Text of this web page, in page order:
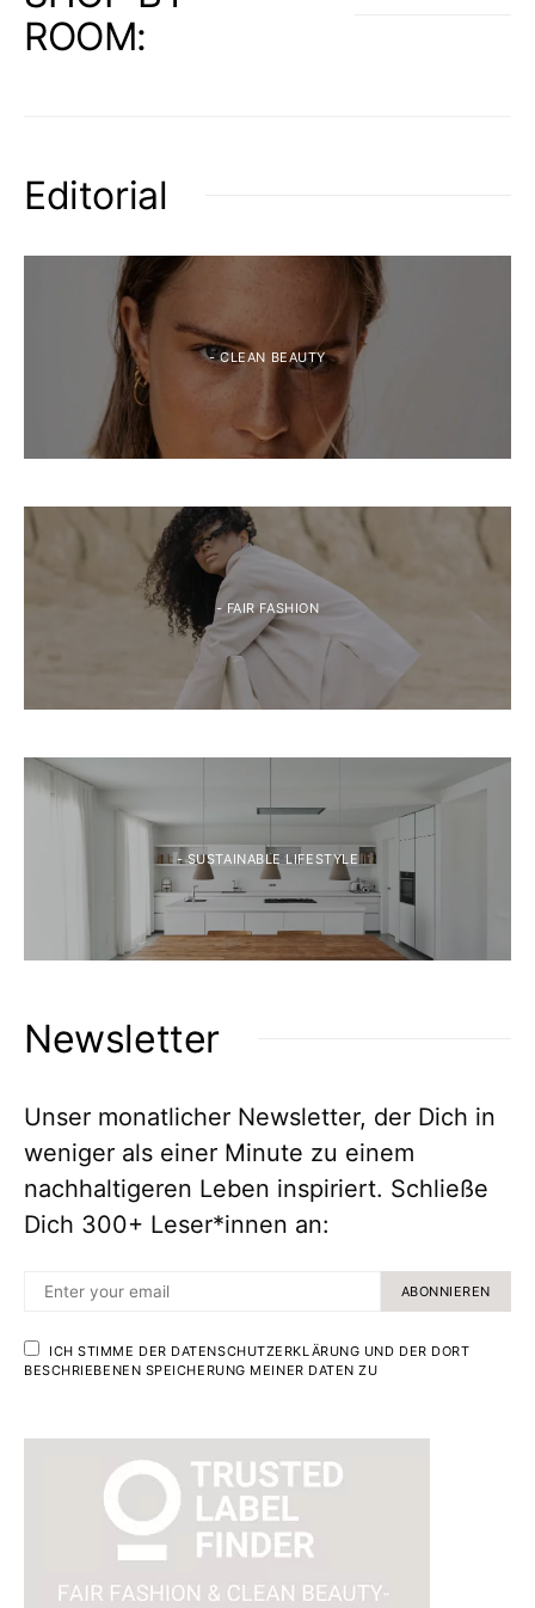
ROOM:
Editorial
- CLEAN BEAUTY
- FAIR FASHION
- SUSTAINABLE LIFESTYLE
Newsletter
Unser monatlicher Newsletter, der Dich in
weniger als einer Minute zu einem
nachhaltigeren Leben inspiriert. Schließe
Dich 300+ Leser*innen an:
ABONNIEREN
ICH STIMME DER DATENSCHUTZERKLÄRUNG UND DER DORT
BESCHRIEBENEN SPEICHERUNG MEINER DATEN ZU